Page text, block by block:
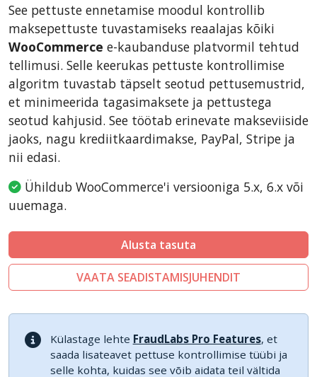
ZenCart
PinnacleCart
FoxyCart
Easy Digital Downloads
nopCommerce
Ecwid by Lightspeed
WISECP
ThirtyBees
Shopware
See pettuste ennetamise moodul kontrollib
maksepettuste tuvastamiseks reaalajas kõiki
WooCommerce e-kaubanduse platvormil tehtud
tellimusi. Selle keerukas pettuste kontrollimise
algoritm tuvastab täpselt seotud pettusemustrid,
et minimeerida tagasimaksete ja pettustega
seotud kahjusid. See töötab erinevate makseviiside
jaoks, nagu krediitkaardimakse, PayPal, Stripe ja
nii edasi.
Ühildub WooCommerce'i versiooniga 5.x, 6.x või
uuemaga.
Alusta tasuta
VAATA SEADISTAMISJUHENDIT
Külastage lehte FraudLabs Pro Features, et
saada lisateavet pettuse kontrollimise tüübi ja
selle kohta, kuidas see võib aidata teil vältida